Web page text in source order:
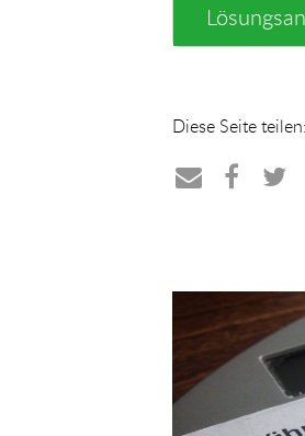
Diese Seite
E-
Mail